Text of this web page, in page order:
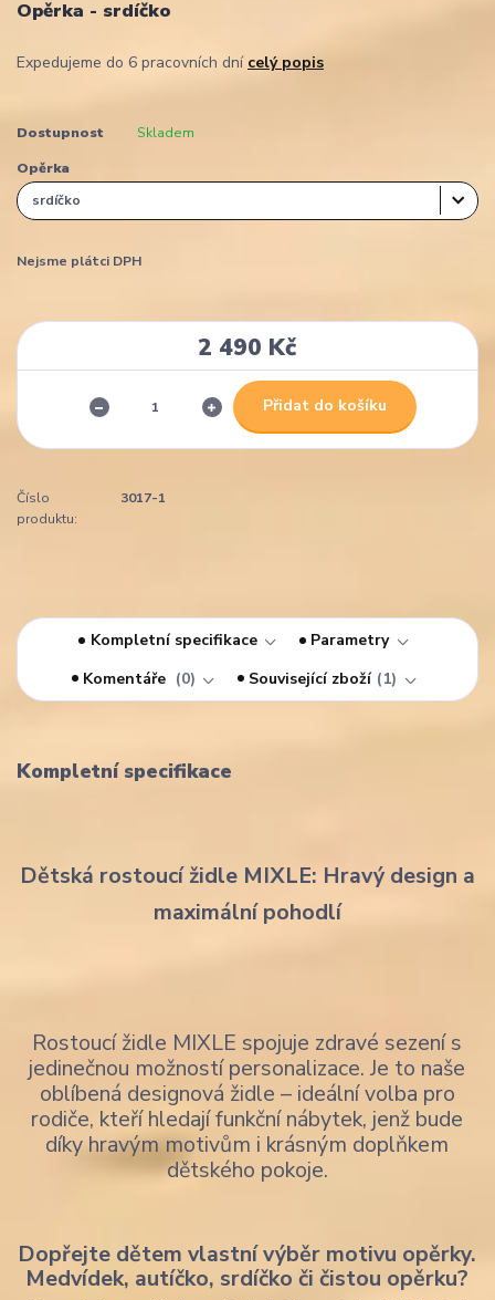
Opěrka - srdíčko
Expedujeme do 6 pracovních dní celý popis
Dostupnost Skladem
Opěrka
Nejsme plátci DPH
2 490 Kč
Přidat do košíku
Číslo
produktu:
3017-1
Kompletní specifikace
Parametry
Komentáře
0 Související zboží 1
Kompletní specifikace
Dětská rostoucí židle MIXLE: Hravý design a
maximální pohodlí
Rostoucí židle MIXLE spojuje zdravé sezení s
jedinečnou možností personalizace. Je to naše
oblíbená designová židle – ideální volba pro
rodiče, kteří hledají funkční nábytek, jenž bude
díky hravým motivům i krásným doplňkem
dětského pokoje.
Dopřejte dětem vlastní výběr motivu opěrky.
Medvídek, autíčko, srdíčko či čistou opěrku?